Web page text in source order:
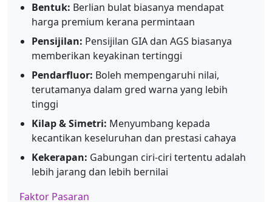
Bentuk: Berlian bulat biasanya mendapat
harga premium kerana permintaan
Pensijilan: Pensijilan GIA dan AGS biasanya
memberikan keyakinan tertinggi
Pendarfluor: Boleh mempengaruhi nilai,
terutamanya dalam gred warna yang lebih
tinggi
Kilap & Simetri: Menyumbang kepada
kecantikan keseluruhan dan prestasi cahaya
Kekerapan: Gabungan ciri-ciri tertentu adalah
lebih jarang dan lebih bernilai
Faktor Pasaran